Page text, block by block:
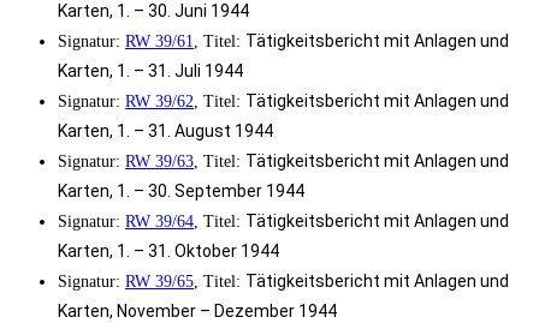
Karten, 1. – 30. Juni 1944
Signatur: RW 39/61, Titel: Tätigkeitsbericht mit Anlagen und
Karten, 1. – 31. Juli 1944
Signatur: RW 39/62, Titel: Tätigkeitsbericht mit Anlagen und
Karten, 1. – 31. August 1944
Signatur: RW 39/63, Titel: Tätigkeitsbericht mit Anlagen und
Karten, 1. – 30. September 1944
Signatur: RW 39/64, Titel: Tätigkeitsbericht mit Anlagen und
Karten, 1. – 31. Oktober 1944
Signatur: RW 39/65, Titel: Tätigkeitsbericht mit Anlagen und
Karten, November – Dezember 1944